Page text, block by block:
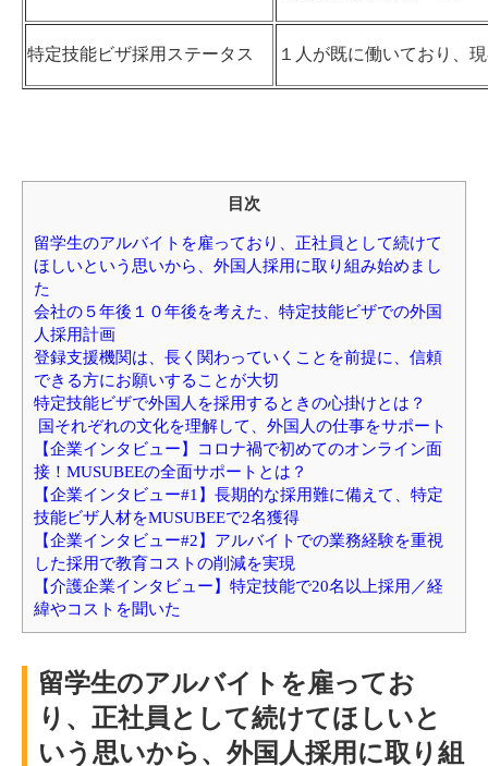
特定技能ビザ採用ステータス １人が既に働いており、
目次
留学生のアルバイトを雇っており、正社員として続けて
ほしいという思いから、外国人採用に取り組み始めまし
た
会社の５年後１０年後を考えた、特定技能ビザでの外国
人採用計画
登録支援機関は、長く関わっていくことを前提に、信頼
できる方にお願いすることが大切
特定技能ビザで外国人を採用するときの心掛けとは？
国それぞれの文化を理解して、外国人の仕事をサポート
【企業インタビュー】コロナ禍で初めてのオンライン面
接！MUSUBEEの全面サポートとは？
【企業インタビュー#1】長期的な採用難に備えて、特定
技能ビザ人材をMUSUBEEで2名獲得
【企業インタビュー#2】アルバイトでの業務経験を重視
した採用で教育コストの削減を実現
【介護企業インタビュー】特定技能で20名以上採用／経
緯やコストを聞いた
留学生のアルバイトを雇ってお
り、正社員として続けてほしいと
いう思いから、外国人採用に取り組